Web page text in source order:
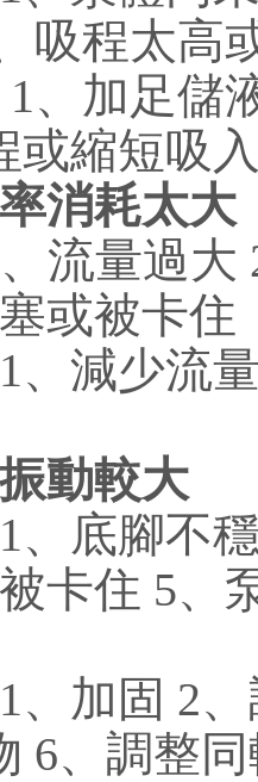
吸程太高
、加足儲
或縮短吸
消耗太大
流量過
或被卡住
、減少流
動較大
、底腳不
卡住 5、
、加固 2
6、調整